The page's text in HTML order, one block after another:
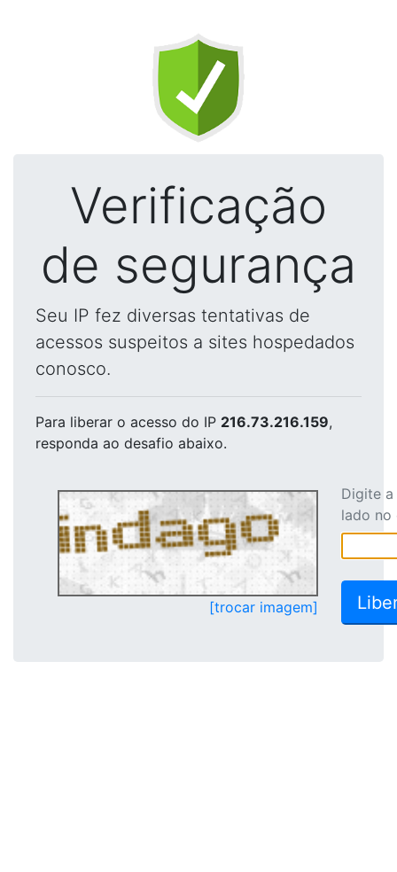
Verificação
de segurança
Seu IP fez diversas tentativas de
acessos suspeitos a sites hospedados
conosco.
Para liberar o acesso do IP 216.73.216.159,
responda ao desafio abaixo.
[trocar imagem]
Digite
lado no